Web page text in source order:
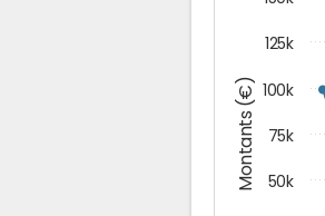
Montants (€) 50k
75k
100k
125k